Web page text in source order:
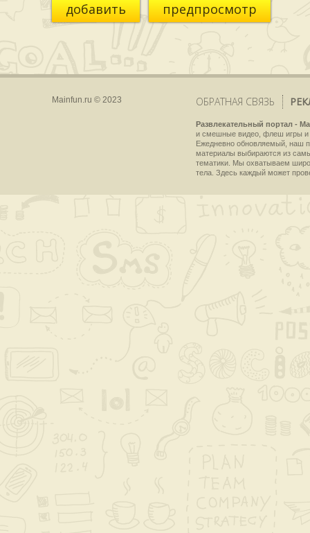
добавить предпросмотр
Mainfun.ru © 2023 ОБРАТНАЯ СВЯЗЬ
Развлекательный портал -
и смешные видео, флеш игры и
Ежедневно обновляемый, наш
материалы выбираются из
тематики. Мы охватываем
тела. Здесь каждый может